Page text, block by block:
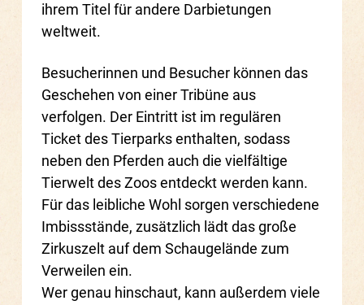
ihrem Titel für andere Darbietungen
weltweit.
Besucherinnen und Besucher können das
Geschehen von einer Tribüne aus
verfolgen. Der Eintritt ist im regulären
Ticket des Tierparks enthalten, sodass
neben den Pferden auch die vielfältige
Tierwelt des Zoos entdeckt werden kann.
Für das leibliche Wohl sorgen verschiedene
Imbissstände, zusätzlich lädt das große
Zirkuszelt auf dem Schaugelände zum
Verweilen ein.
Wer genau hinschaut, kann außerdem viele